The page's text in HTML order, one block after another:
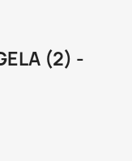
(2) -